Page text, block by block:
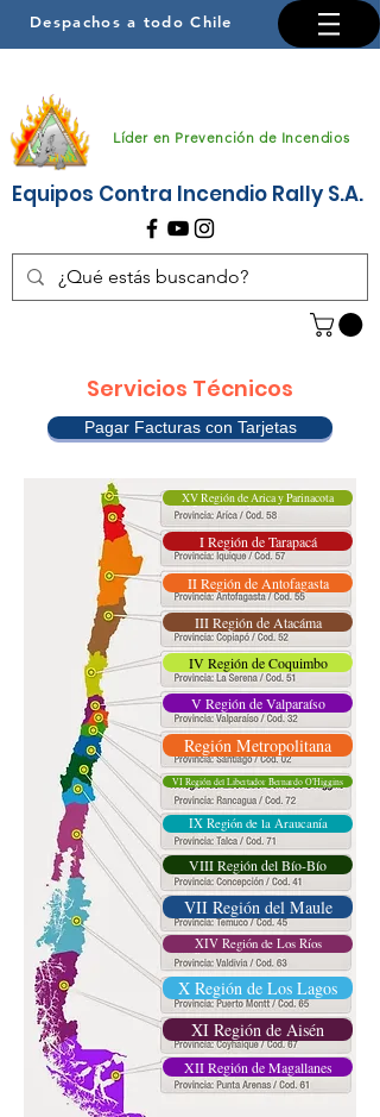
Despachos a todo Chile
Líder en Prevención de Incendios
Equipos Contra Incendio Rally S.A.
Servicios Técnicos
Pagar Facturas con Tarjetas
IX Región de la Araucanía
XIV Región de Los Ríos
XV Región de Arica y Parinacota
I Región de Tarapacá
II Región de Antofagasta
III Región de Atacáma
IV Región de Coquimbo
V Región de Valparaíso
Región Metropolitana
VI Región del Libertador Bernardo O'Higgins
VII Región del Maule
VIII Región del Bío-Bío
X Región de Los Lagos
XI Región de Aisén
XII Región de Magallanes